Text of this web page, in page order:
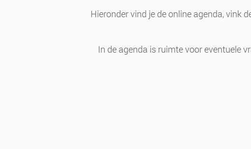
Hieronder vind je de online agenda, vink
In de agenda is ruimte voor eventuele